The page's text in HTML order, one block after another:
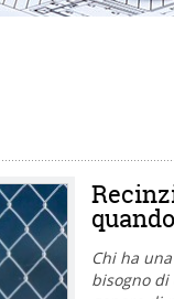
Chi ha
bisogno